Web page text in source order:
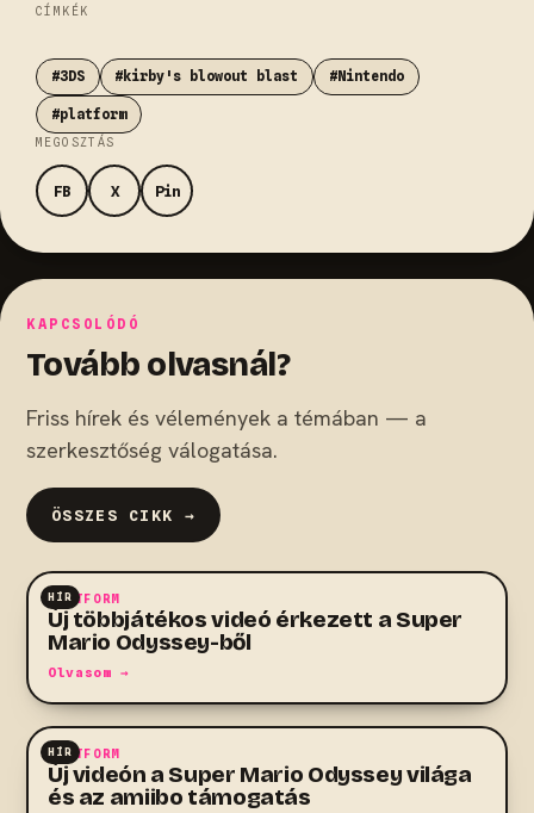
CÍMKÉK
#3DS #kirby's blowout blast #Nintendo
#platform
MEGOSZTÁS
FB X Pin
KAPCSOLÓDÓ
Tovább olvasnál?
Friss hírek és vélemények a témában — a
szerkesztőség válogatása.
ÖSSZES CIKK →
HÍR
PLATFORM
Új többjátékos videó érkezett a Super
Mario Odyssey-ből
Olvasom →
HÍR
PLATFORM
Új videón a Super Mario Odyssey világa
és az amiibo támogatás